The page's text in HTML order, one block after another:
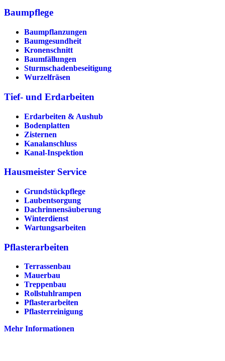
Baumpflege
Baumpflanzungen
Baumgesundheit
Kronenschnitt
Baumfällungen
Sturmschadenbeseitigung
Wurzelfräsen
Tief- und Erdarbeiten
Erdarbeiten & Aushub
Bodenplatten
Zisternen
Kanalanschluss
Kanal-Inspektion
Hausmeister Service
Grundstückpflege
Laubentsorgung
Dachrinnen­säuberung
Winterdienst
Wartungsarbeiten
Pflasterarbeiten
Terrassenbau
Mauerbau
Treppenbau
Rollstuhlrampen
Pflasterarbeiten
Pflasterreinigung
Mehr Informationen